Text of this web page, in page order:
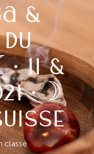
&
du
11 &
•☽
classé